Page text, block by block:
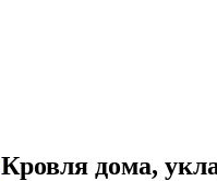
Кровля дома,